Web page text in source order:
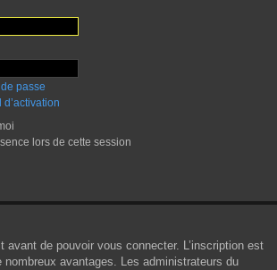
passe
lors de cette session
avant de pouvoir vous connecter. L’inscription est
nombreux avantages. Les administrateurs du